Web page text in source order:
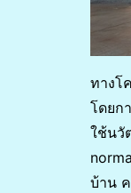
ทางโ
โดยก
ใช้นวั
บ้าน